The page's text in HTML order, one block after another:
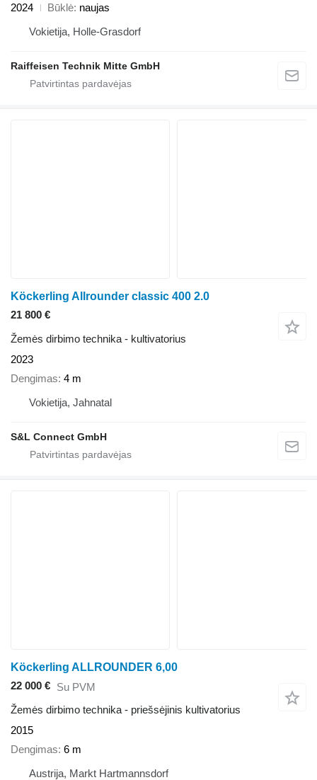
2024 Būklė naujas
Vokietija, Holle-Grasdorf
Raiffeisen Technik Mitte GmbH
Köckerling Allrounder classic 400 2.0
21 800 €
Žemės dirbimo technika - kultivatorius
2023
Dengimas 4 m
Vokietija, Jahnatal
S&L Connect GmbH
Köckerling ALLROUNDER 6,00
22 000 € Su PVM
Žemės dirbimo technika - priešsėjinis kultivatorius
2015
Dengimas 6 m
Austrija, Markt Hartmannsdorf